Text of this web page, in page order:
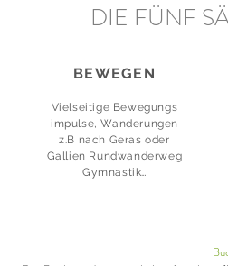
DIE FÜNF S
BEWEGEN
Vielseitige Bewegungs
impulse, Wanderungen
z.B nach Geras oder
Gallien Rundwanderweg
Gymnastik…